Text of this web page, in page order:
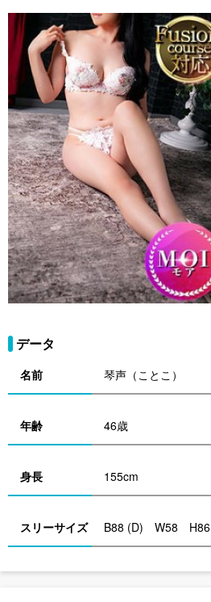
データ
名前 琴声（ことこ）
年齢 46歳
身長 155cm
スリーサイズ B88 (D) W58 H86